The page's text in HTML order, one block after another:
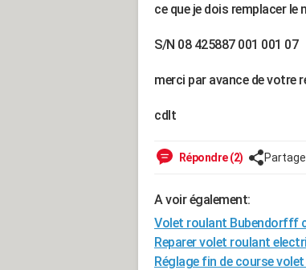
ce que je dois remplacer le
S/N 08 425887 001 001 07
merci par avance de votre
cdlt
Répondre (2)
A voir également:
Volet roulant Bubendorfff
Reparer volet roulant
Réglage fin de course